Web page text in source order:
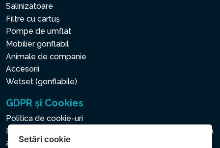
Salinizatoare
Filtre cu cartuș
Pompe de umflat
Mobilier gonflabil
Animale de companie
Accesorii
Wetset (gonflabile)
GDPR și Cookies
Politica de cookie-uri
Politica privind protecția datelor cu caracter personal și a
altor date prelucrate
Setări cookie